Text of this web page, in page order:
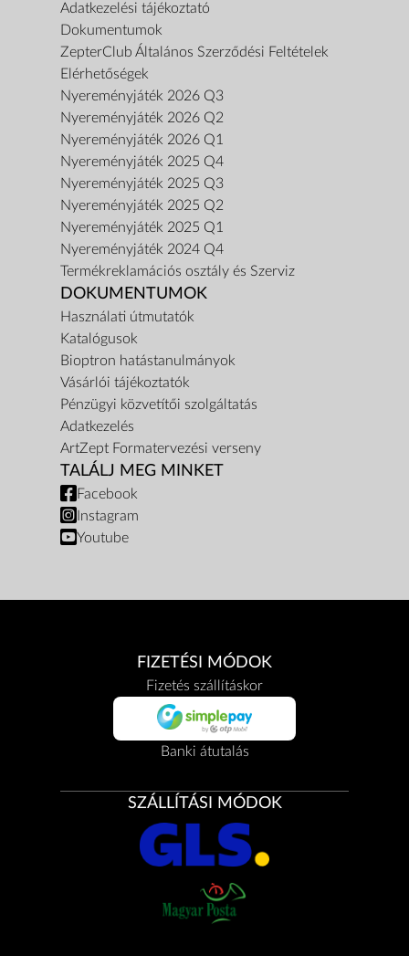
Adatkezelési tájékoztató
Dokumentumok
ZepterClub Általános Szerződési Feltételek
Elérhetőségek
Nyereményjáték 2026 Q3
Nyereményjáték 2026 Q2
Nyereményjáték 2026 Q1
Nyereményjáték 2025 Q4
Nyereményjáték 2025 Q3
Nyereményjáték 2025 Q2
Nyereményjáték 2025 Q1
Nyereményjáték 2024 Q4
Termékreklamációs osztály és Szerviz
DOKUMENTUMOK
Használati útmutatók
Katalógusok
Bioptron hatástanulmányok
Vásárlói tájékoztatók
Pénzügyi közvetítői szolgáltatás
Adatkezelés
ArtZept Formatervezési verseny
TALÁLJ MEG MINKET
Facebook
Instagram
Youtube
FIZETÉSI MÓDOK
Fizetés szállításkor
Banki átutalás
SZÁLLÍTÁSI MÓDOK